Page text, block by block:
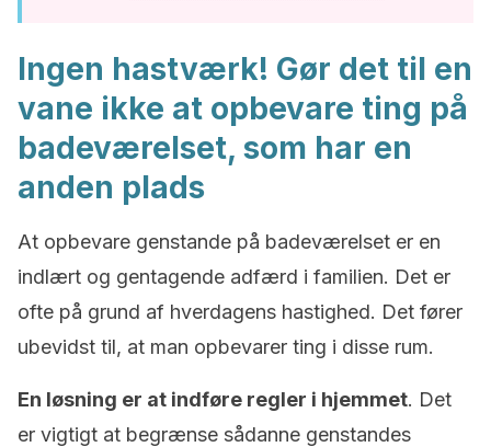
Ingen hastværk! Gør det til en
vane ikke at opbevare ting på
badeværelset, som har en
anden plads
At opbevare genstande på badeværelset er en
indlært og gentagende adfærd i familien. Det er
ofte på grund af hverdagens hastighed. Det fører
ubevidst til, at man opbevarer ting i disse rum.
En løsning er at indføre regler i hjemmet. Det
er vigtigt at begrænse sådanne genstandes